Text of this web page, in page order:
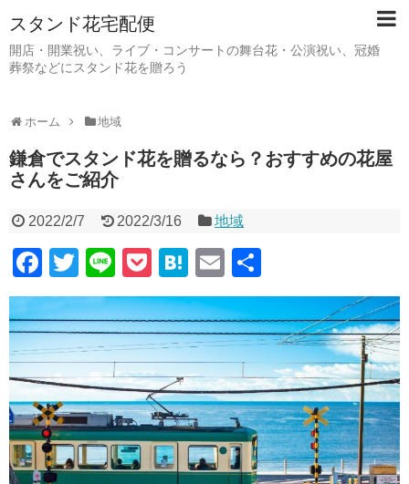
スタンド花宅配便
開店・開業祝い、ライブ・コンサートの舞台花・公演祝い、冠婚
葬祭などにスタンド花を贈ろう
ホーム 地域
鎌倉でスタンド花を贈るなら？おすすめの花屋
さんをご紹介
2022/2/7 2022/3/16 地域
F
a
c
e
b
o
o
k
T
wi
tt
er
Li
n
e
P
o
ck
et
H
at
e
n
a
E
m
ail
有